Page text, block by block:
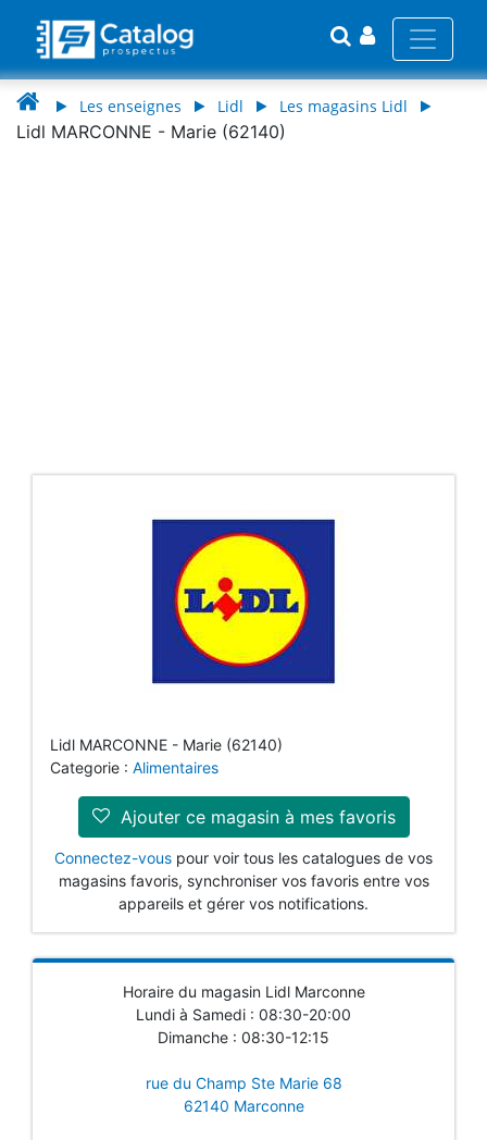
Les enseignes Lidl Les magasins Lidl
Lidl MARCONNE - Marie (62140)
Lidl MARCONNE - Marie (62140)
Categorie : Alimentaires
Ajouter ce magasin à mes favoris
Connectez-vous pour voir tous les catalogues de vos
magasins favoris, synchroniser vos favoris entre vos
appareils et gérer vos notifications.
Horaire du magasin Lidl Marconne
Lundi à Samedi : 08:30-20:00
Dimanche : 08:30-12:15
rue du Champ Ste Marie 68
62140 Marconne